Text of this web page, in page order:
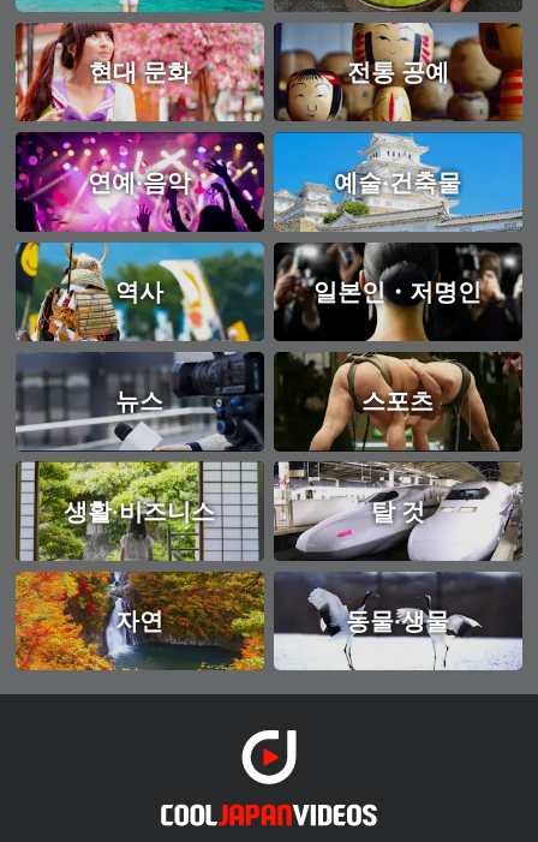
현대 문화 전통 공예
연예·음악 예술·건축물
역사 일본인・저명인
뉴스 스포츠
생활·비즈니스 탈 것
자연 동물·생물